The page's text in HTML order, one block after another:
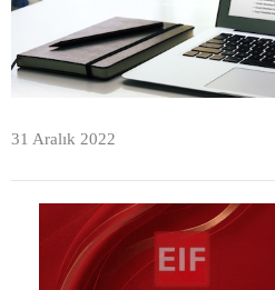
31 Aralık 2022